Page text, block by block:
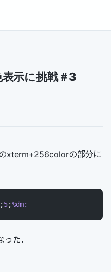
示に挑戦＃3
xterm+256colorの部分に
;5;%dm:
た．